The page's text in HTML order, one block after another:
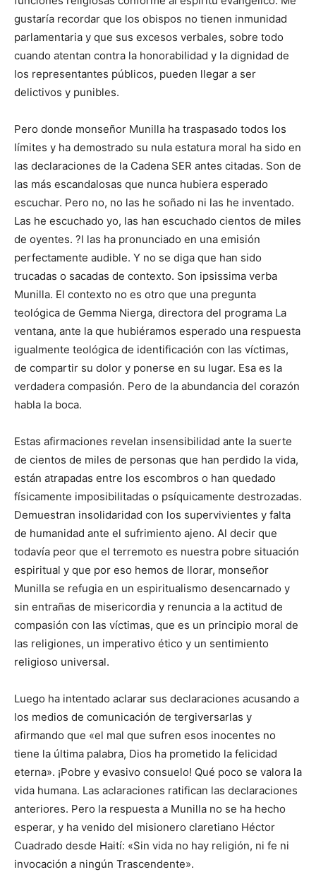
gustaría recordar que los obispos no tienen inmunidad
parlamentaria y que sus excesos verbales, sobre todo
cuando atentan contra la honorabilidad y la dignidad de
los representantes públicos, pueden llegar a ser
delictivos y punibles.
Pero donde monseñor Munilla ha traspasado todos los
límites y ha demostrado su nula estatura moral ha sido en
las declaraciones de la Cadena SER antes citadas. Son de
las más escandalosas que nunca hubiera esperado
escuchar. Pero no, no las he soñado ni las he inventado.
Las he escuchado yo, las han escuchado cientos de miles
de oyentes. ?l las ha pronunciado en una emisión
perfectamente audible. Y no se diga que han sido
trucadas o sacadas de contexto. Son ipsissima verba
Munilla. El contexto no es otro que una pregunta
teológica de Gemma Nierga, directora del programa La
ventana, ante la que hubiéramos esperado una respuesta
igualmente teológica de identificación con las víctimas,
de compartir su dolor y ponerse en su lugar. Esa es la
verdadera compasión. Pero de la abundancia del corazón
habla la boca.
Estas afirmaciones revelan insensibilidad ante la suerte
de cientos de miles de personas que han perdido la vida,
están atrapadas entre los escombros o han quedado
físicamente imposibilitadas o psíquicamente destrozadas.
Demuestran insolidaridad con los supervivientes y falta
de humanidad ante el sufrimiento ajeno. Al decir que
todavía peor que el terremoto es nuestra pobre situación
espiritual y que por eso hemos de llorar, monseñor
Munilla se refugia en un espiritualismo desencarnado y
sin entrañas de misericordia y renuncia a la actitud de
compasión con las víctimas, que es un principio moral de
las religiones, un imperativo ético y un sentimiento
religioso universal.
Luego ha intentado aclarar sus declaraciones acusando a
los medios de comunicación de tergiversarlas y
afirmando que «el mal que sufren esos inocentes no
tiene la última palabra, Dios ha prometido la felicidad
eterna». ¡Pobre y evasivo consuelo! Qué poco se valora la
vida humana. Las aclaraciones ratifican las declaraciones
anteriores. Pero la respuesta a Munilla no se ha hecho
esperar, y ha venido del misionero claretiano Héctor
Cuadrado desde Haití: «Sin vida no hay religión, ni fe ni
invocación a ningún Trascendente».